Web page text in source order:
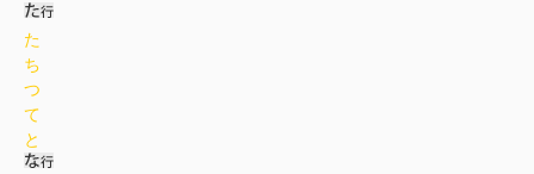
た
ち
つ
て
と